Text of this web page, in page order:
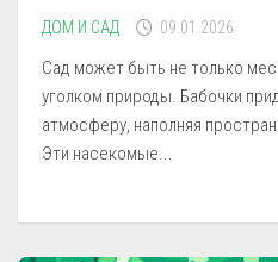
ДОМ И САД 09.01.2026
Сад может быть не только
уголком природы. Бабочки
атмосферу, наполняя
Эти насекомые...